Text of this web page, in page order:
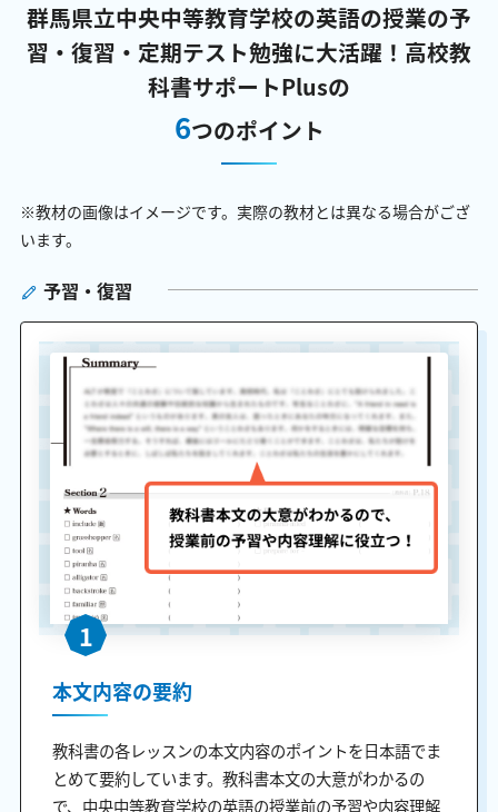
群馬県立中央中等教育学校の英語の授業の予
習・復習・定期テスト勉強に大活躍！ 高校教
科書サポートPlusの
6つのポイント
※教材の画像はイメージです。実際の教材とは異なる場合がござ
います。
予習・復習
1
本文内容の要約
教科書の各レッスンの本文内容のポイントを日本語でま
とめて要約しています。教科書本文の大意がわかるの
で、中央中等教育学校の英語の授業前の予習や内容理解